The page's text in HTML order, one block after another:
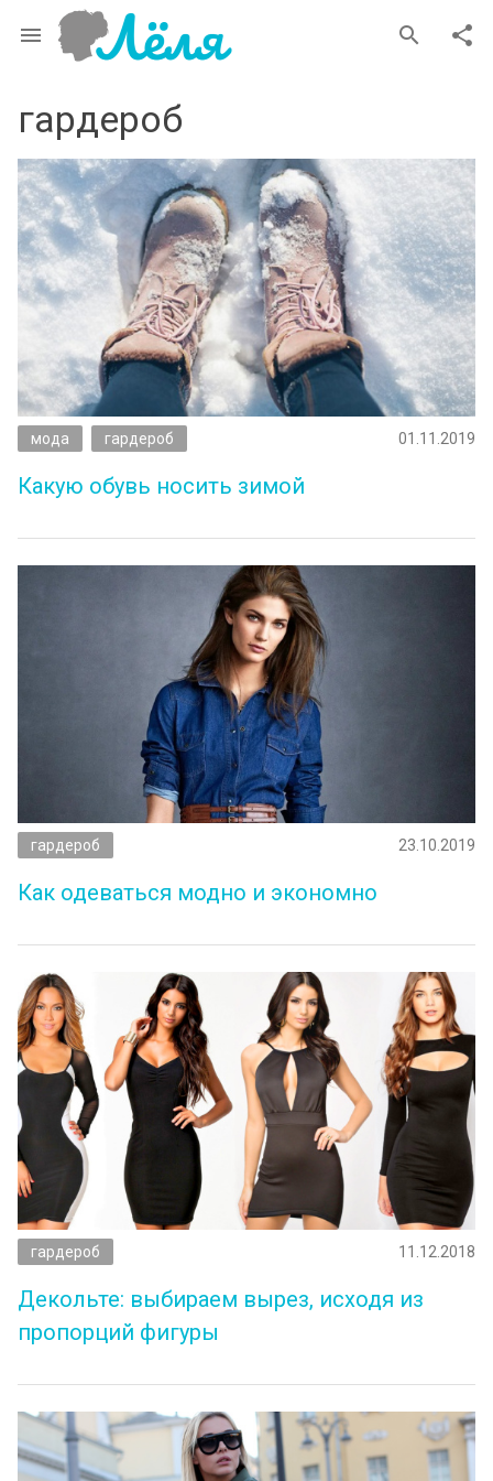
menu share
search
гардероб
мода гардероб 01.11.2019
Какую обувь носить зимой
гардероб 23.10.2019
Как одеваться модно и экономно
гардероб 11.12.2018
Декольте: выбираем вырез, исходя из
пропорций фигуры